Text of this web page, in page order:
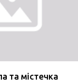
та містечка